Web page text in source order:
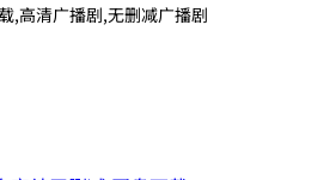
,高清广播剧,无删减广播剧